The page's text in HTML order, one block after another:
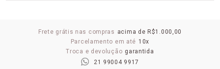
Frete grátis nas compras acima de R$1.000,00
Parcelamento em até 10x
Troca e devolução garantida
21 99004 9917